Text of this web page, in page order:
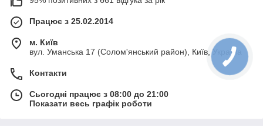
Працює з 25.02.2014
м. Київ
вул. Уманська 17 (Солом'янський район), Київ, Україна
Контакти
Сьогодні працює з 08:00 до 21:00
Показати весь графік роботи